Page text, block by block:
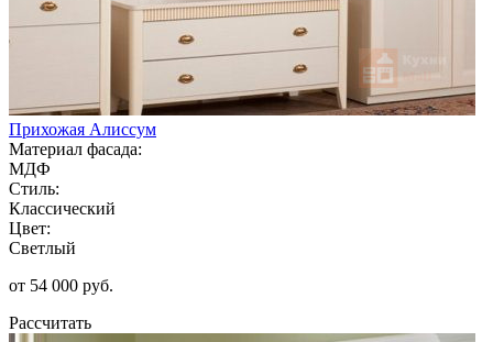
Прихожая Алиссум
Материал фасада:
МДФ
Стиль:
Классический
Цвет:
Светлый
от 54 000 руб.
Рассчитать